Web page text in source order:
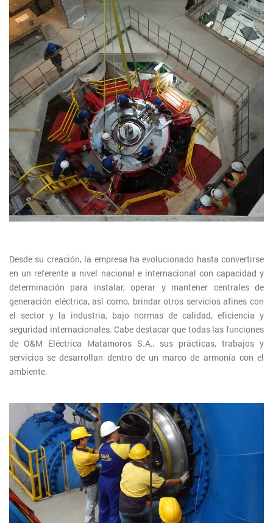
Desde su creación, la empresa ha evolucionado hasta convertirse
en un referente a nivel nacional e internacional con capacidad y
determinación para instalar, operar y mantener centrales de
generación eléctrica, así como, brindar otros servicios afines con
el sector y la industria, bajo normas de calidad, eficiencia y
seguridad internacionales. Cabe destacar que todas las funciones
de O&M Eléctrica Matamoros S.A., sus prácticas, trabajos y
servicios se desarrollan dentro de un marco de armonía con el
ambiente.